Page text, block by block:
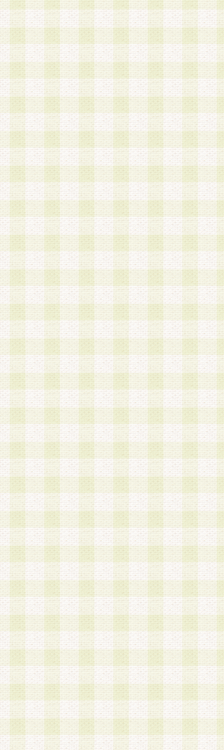
a.既に登録されている会員と同一のメールアドレ
録する場合
b.本サービスと同様のサービスを提供している企
業に従事していると思われる本人またはその家族
場合
c.その他当社が不適切と判断する場合
2.当社は、会員登録希望者を会員として承認する
した 場合、会員登録希望者による会員登録手続
による承認後の場合であっても、会員登録の取り
の抹消を、当社が適切と判 断する方法・手段に
とができるものとします。
3.会員登録希望者が18歳未満、成年被後見人、被
人 である場合は、親権者などの法定代理人の同
録を行うものとします。なお、義務教育学齢に該
者については、登録時に 当社が別途定める方法
権者による承認手続きを行うものとします。
第3条 会員の登録方法
1.会員登録手続きは、会員登録希望者本人が行う
る登録は一切認められないものとします。
2.会員登録希望者は、本規約に同意の後、当社指
画 面」において、当社が指定する必要事項を入
を行うものとします。当社は、会員登録を承認し
会員として本サービスを 受けるためのログイン
を付与します。
3.会員は、会員登録の際に申告する登録情報の全
いかなる虚偽の申告をも行ってはならないものと
4.会員は、複数のログインＩＤおよびパスワード
いものとします。
第4条 ログインIDおよびパスワードの管理
1.会員は、会員登録後、本サイト内にて本サービ
加する際には、前条に基づき当社から付与された
スワードを使用するものとします。
2.登録の際に当社が付与したログインIDおよびパ
の使用に関しては、全て会員本人がその責任を負
3.会員は、当社から付与されたログインIDおよび
貸与、名義変更、売買その他形態を問わず第三者
ならないものとします。
4.当社は、会員によるログインIDおよびパスワー
盗用など第三者の利用に伴う損害の発生について
き事由の有無、その他原因の如何を問わず、一切
のとします。
第5条 会員の登録情報
1.当社は、会員の登録情報に含まれる氏名・住所
アドレス等会員個人を識別できる情報を当社が別
シーポリシー
」に基づき適切に取り扱うものとし
は、当該個人情報を以下の各号に定める目的に利
す。なお、これら事項以外の目的で個人情報を利
かじめ会員の同意を得たうえで利用するものとし
a.本サービスの実施または運営
b.本サービスに係る謝礼、景品、調査サンプル品
c.会員からの電話、メール等の問い合わせなどへ